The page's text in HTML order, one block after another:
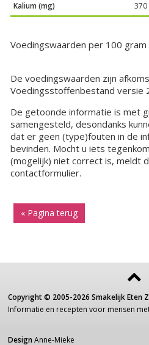
Kalium (mg)
370
Voedingswaarden per 100 gram
De voedingswaarden zijn
Voedingsstoffenbestand versie
De getoonde informatie is met
samengesteld, desondanks
dat er geen (type)fouten in de
bevinden. Mocht u iets
(mogelijk) niet correct is, meldt
contactformulier.
« Pagina terug
Copyright © 2005-2026 Smakelijk Eten
Informatie en recepten voor mensen
Design Anne-Mieke